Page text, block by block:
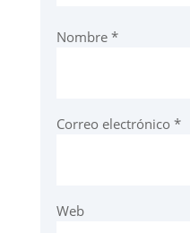
Nombre *
Correo electrónico *
Web